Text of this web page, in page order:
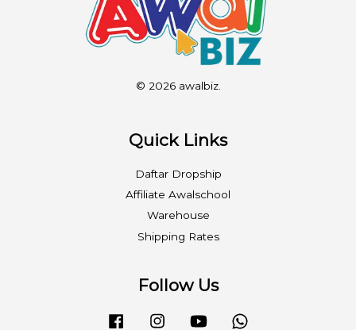
© 2026 awalbiz.
Quick Links
Daftar Dropship
Affiliate Awalschool
Warehouse
Shipping Rates
Follow Us
FacebookInstagramYouTube